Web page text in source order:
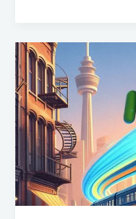
Nearby
Share:
La
nueva
herramienta
de
Google
para
migrar
datos